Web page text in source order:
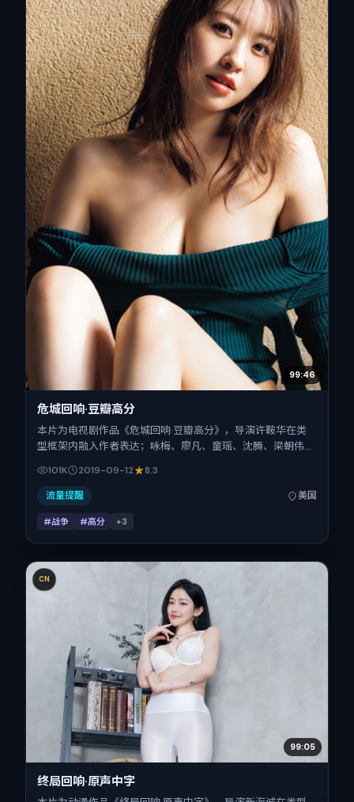
99:46
危城回响·豆瓣高分
本片为电视剧作品《危城回响·豆瓣高分》，导演许鞍华在类
型框架内融入作者表达；咏梅、廖凡、童瑶、沈腾、梁朝伟、
拍摄地与出品背景为美国。上映时间 2019年9月12日（公映登
记日 2019-09-12），全片152分钟，节奏张弛有度。
101K 2019-09-12 8.3
流量提醒 美国
#战争 #高分 +3
CN
99:05
终局回响·原声中字